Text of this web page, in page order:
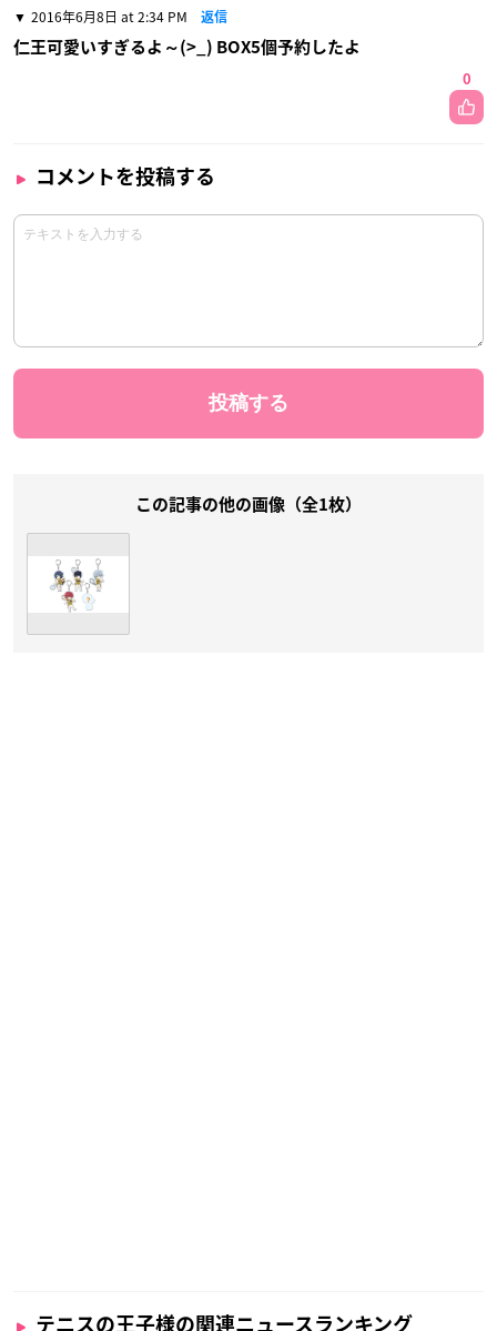
2016年6月8日 at 2:34 PM 返信
仁王可愛いすぎるよ～(>_) BOX5個予約したよ
0
コメントを投稿する
この記事の他の画像（全1枚）
テニスの王子様の関連ニュースランキング